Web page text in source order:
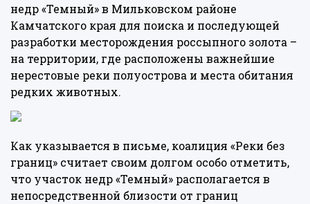
недр «Темный» в Мильковском районе
Камчатского края для поиска и последующей
разработки месторождения россыпного золота –
на территории, где расположены важнейшие
нерестовые реки полуострова и места обитания
редких животных.
Как указывается в письме, коалиция «Реки без
границ» считает своим долгом особо отметить,
что участок недр «Темный» располагается в
непосредственной близости от границ